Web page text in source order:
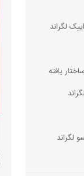
لگراند
یافته
لگراند